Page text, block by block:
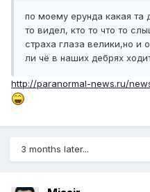
по моему ерунда какая та
то видел, кто то что то
страха глаза велики,но и
ли чё в наших дебрях
http://paranormal-news.ru/
3 months later...